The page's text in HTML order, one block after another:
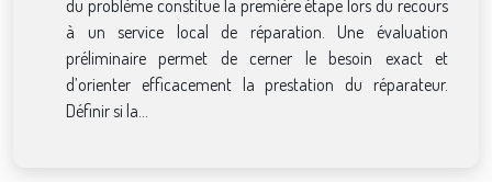
du problème constitue la première étape lors du recours
à un service local de réparation. Une évaluation
préliminaire permet de cerner le besoin exact et
d’orienter efficacement la prestation du réparateur.
Définir si la...